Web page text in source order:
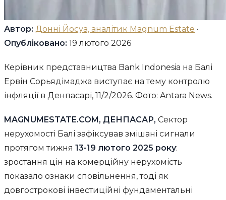
Автор: Донні Йосуа, аналітик Magnum Estate ·
Опубліковано: 19 лютого 2026
Керівник представництва Bank Indonesia на Балі
Ервін Сорьядімаджа виступає на тему контролю
інфляції в Денпасарі, 11/2/2026. Фото: Antara News.
MAGNUMESTATE.COM, ДЕНПАСАР, Сектор
нерухомості Балі зафіксував змішані сигнали
протягом тижня 13-19 лютого 2025 року:
зростання цін на комерційну нерухомість
показало ознаки сповільнення, тоді як
довгострокові інвестиційні фундаментальні